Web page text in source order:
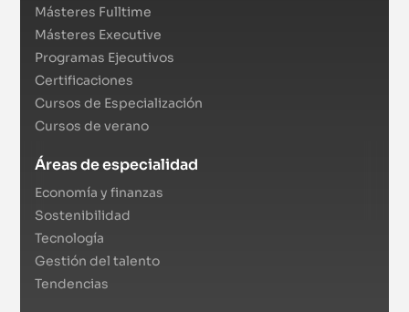
Másteres Fulltime
Másteres Executive
Programas Ejecutivos
Certificaciones
Cursos de Especialización
Cursos de verano
Áreas de especialidad
Economía y finanzas
Sostenibilidad
Tecnología
Gestión del talento
Tendencias